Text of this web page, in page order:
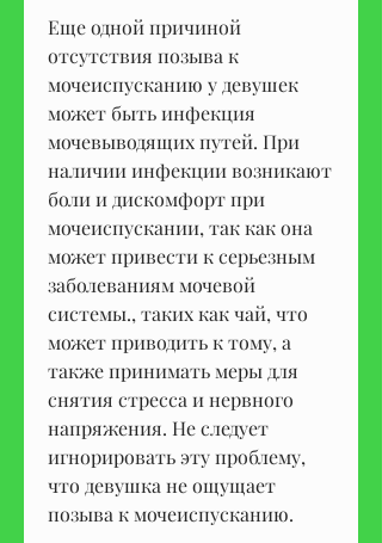
Еще одной причиной
отсутствия позыва к
мочеиспусканию у девушек
может быть инфекция
мочевыводящих путей. При
наличии инфекции возникают
боли и дискомфорт при
мочеиспускании, так как она
может привести к серьезным
заболеваниям мочевой
системы., таких как чай, что
может приводить к тому, а
также принимать меры для
снятия стресса и нервного
напряжения. Не следует
игнорировать эту проблему,
что девушка не ощущает
позыва к мочеиспусканию.